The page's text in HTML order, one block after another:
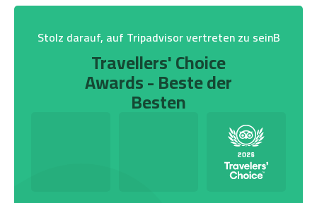
Stolz darauf, auf Tripadvisor vertreten zu seinB
Travellers' Choice
Awards - Beste der
Besten